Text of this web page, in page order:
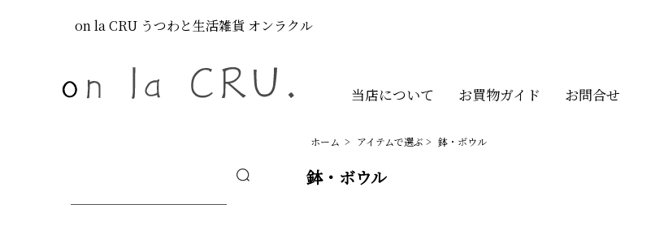
on la CRU うつわと生活雑貨 オンラクル
当店について お買物ガイド お問合せ
ホーム > アイテムで選ぶ > 鉢・ボウル
鉢・ボウル